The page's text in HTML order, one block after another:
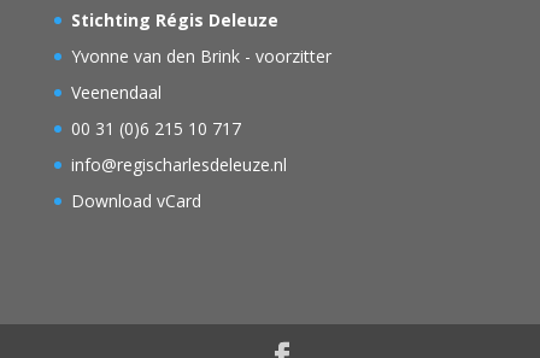
Stichting Régis Deleuze
Yvonne van den Brink - voorzitter
Veenendaal
00 31 (0)6 215 10 717
info@regischarlesdeleuze.nl
Download vCard